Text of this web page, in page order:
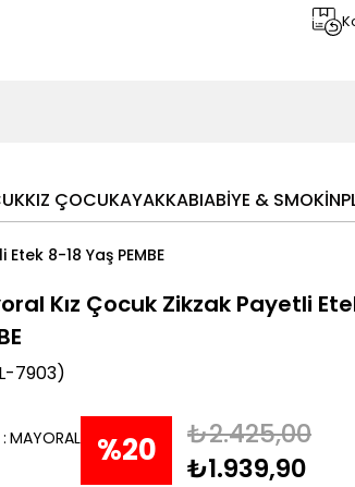
KIZ ÇOCUKAYAKKABIABİYE & SMOKİN
8-18 Yaş PEMBE
Kız Çocuk Zikzak Payetli
7903)
: MAYORAL %20
₺2.425,00
₺1.939,90